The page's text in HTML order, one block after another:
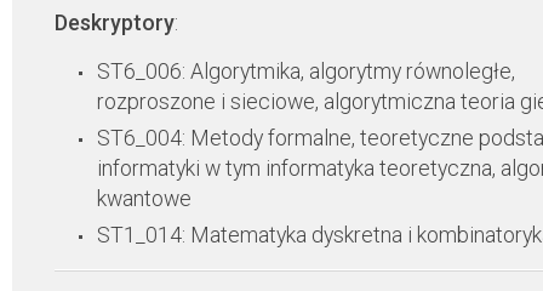
Deskryptory:
ST6_006: Algorytmika, algorytmy równoległe,
rozproszone i sieciowe, algorytmiczna teoria
ST6_004: Metody formalne, teoretyczne
informatyki w tym informatyka teoretyczna,
kwantowe
ST1_014: Matematyka dyskretna i